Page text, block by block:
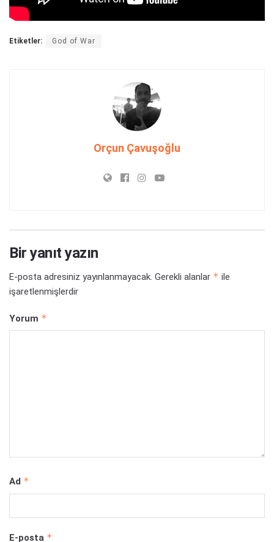
Etiketler: God of War
Orçun Çavuşoğlu
Bir yanıt yazın
E-posta adresiniz yayınlanmayacak. Gerekli alanlar * ile
işaretlenmişlerdir
Yorum *
Ad *
E-posta *